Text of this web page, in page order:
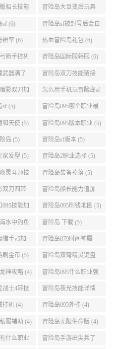
道 (6)
船长技能 冒险岛大巨变后玩具
城组队任务 (6)
sf (6) 冒险岛sf被封号后会自
动关闭电脑 (6)
辨率 (6) 热血冒险岛礼包 (6)
箭手挂机
(6)
冒险岛国际服韩服 (6)
武器满了 冒险岛双刀技能链接
(5)
影双刀加 怎么用手机玩冒险岛sf
(5)
sf (5) 冒险岛095哪个职业最
好 (5)
和天使 (5) 冒险岛095版本职业 (5)
岛 (5) 冒险岛sf版本 (5)
家发型 (5) 冒险岛2职业选择 (5)
灵斗师技 冒险岛装备掉落 (5)
双刀四转 冒险岛船长能力值加
点 (5)
095技能加 冒险岛095刷钱地图 (5)
水中钓鱼 冒险岛 下载 (5)
猎手v5加 冒险岛079时间神殿
999任务 (5)
刷金币 (5) 冒险岛双弩精灵键盘
设置 (5)
神攻略 (4) 冒险岛095什么职业强
(4)
战士4转技 冒险岛夜光技能详情
(4)
挂机 (4) 冒险岛095外挂 (4)
服辅助 (4) 冒险岛无限生命版 (4)
什么职业 冒险岛手游出尖兵了